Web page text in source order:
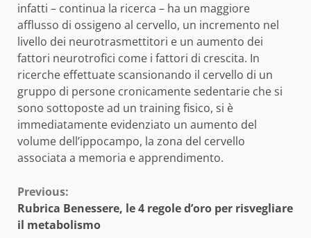
infatti – continua la ricerca – ha un maggiore
afflusso di ossigeno al cervello, un incremento nel
livello dei neurotrasmettitori e un aumento dei
fattori neurotrofici come i fattori di crescita. In
ricerche effettuate scansionando il cervello di un
gruppo di persone cronicamente sedentarie che si
sono sottoposte ad un training fisico, si è
immediatamente evidenziato un aumento del
volume dell’ippocampo, la zona del cervello
associata a memoria e apprendimento.
Continue
Reading
Previous:
Rubrica Benessere, le 4 regole d’oro per risvegliare
il metabolismo